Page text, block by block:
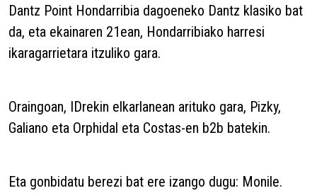
Dantz Point Hondarribia dagoeneko Dantz klasiko bat
da, eta ekainaren 21ean, Hondarribiako harresi
ikaragarrietara itzuliko gara.
Oraingoan, IDrekin elkarlanean arituko gara, Pizky,
Galiano eta Orphidal eta Costas-en b2b batekin.
Eta gonbidatu berezi bat ere izango dugu: Monile.